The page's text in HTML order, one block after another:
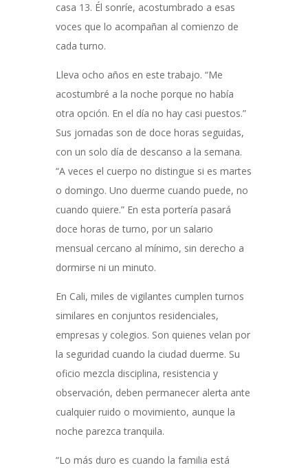
casa 13. Él sonríe, acostumbrado a esas
voces que lo acompañan al comienzo de
cada turno.
Lleva ocho años en este trabajo. “Me
acostumbré a la noche porque no había
otra opción. En el día no hay casi puestos.”
Sus jornadas son de doce horas seguidas,
con un solo día de descanso a la semana.
“A veces el cuerpo no distingue si es martes
o domingo. Uno duerme cuando puede, no
cuando quiere.” En esta portería pasará
doce horas de turno, por un salario
mensual cercano al mínimo, sin derecho a
dormirse ni un minuto.
En Cali, miles de vigilantes cumplen turnos
similares en conjuntos residenciales,
empresas y colegios. Son quienes velan por
la seguridad cuando la ciudad duerme. Su
oficio mezcla disciplina, resistencia y
observación, deben permanecer alerta ante
cualquier ruido o movimiento, aunque la
noche parezca tranquila.
“Lo más duro es cuando la familia está